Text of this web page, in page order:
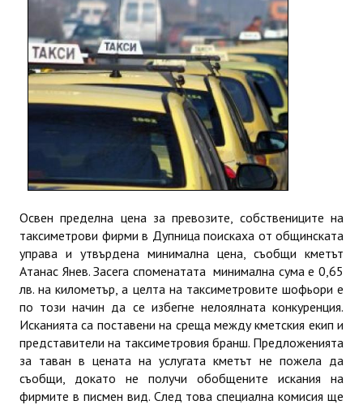
Освен пределна цена за превозите, собствениците на
таксиметрови фирми в Дупница поискаха от общинската
управа и утвърдена минимална цена, съобщи кметът
Атанас Янев. Засега споменатата минимална сума е 0,65
лв. на километър, а целта на таксиметровите шофьори е
по този начин да се избегне нелоялната конкуренция.
Исканията са поставени на среща между кметския екип и
представители на таксиметровия бранш. Предложенията
за таван в цената на услугата кметът не пожела да
съобщи, докато не получи обобщените искания на
фирмите в писмен вид. След това специална комисия ще